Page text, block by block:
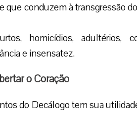
que conduzem à transgressão
homicídios, adultérios,
e insensatez.
o Coração
do Decálogo tem sua